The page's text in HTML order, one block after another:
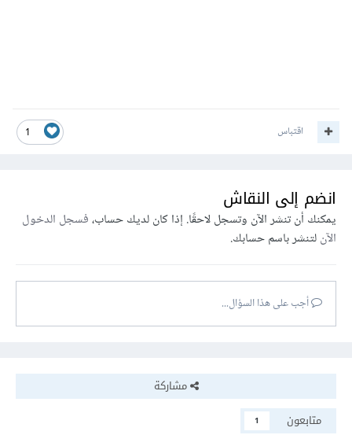
1 اقتباس
انضم إلى النقاش
يمكنك أن تنشر الآن وتسجل لاحقًا. إذا كان لديك حساب،فسجل الدخول
الآنلتنشر باسم حسابك.
أجب على هذا السؤال...
مشاركة
متابعون
1